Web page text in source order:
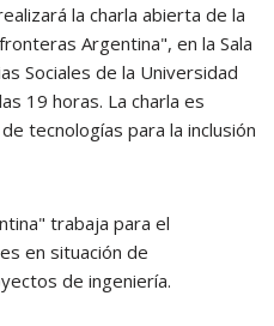
la charla abierta de la
Argentina", en la Sala
Sociales de la Universidad
19 horas. La charla es
tecnologías para la inclusión
trabaja para el
en situación de
de ingeniería.